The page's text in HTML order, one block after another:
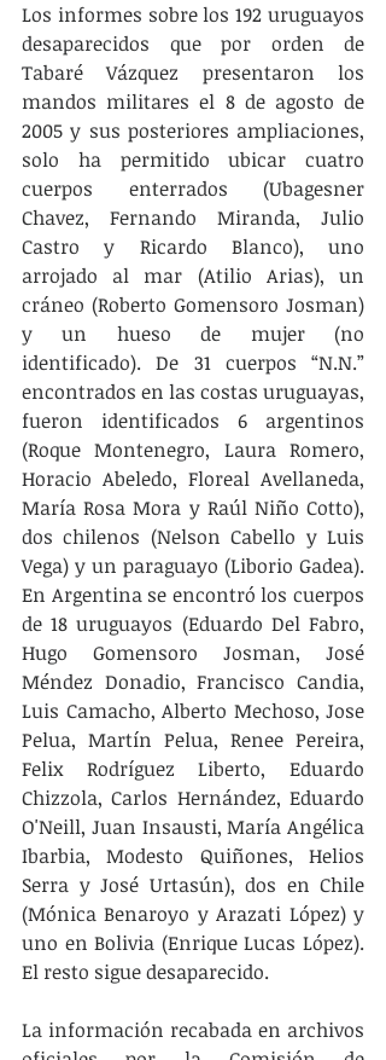
Los informes sobre los 192 uruguayos
desaparecidos que por orden de
Tabaré Vázquez presentaron los
mandos militares el 8 de agosto de
2005 y sus posteriores ampliaciones,
solo ha permitido ubicar cuatro
cuerpos enterrados (Ubagesner
Chavez, Fernando Miranda, Julio
Castro y Ricardo Blanco), uno
arrojado al mar (Atilio Arias), un
cráneo (Roberto Gomensoro Josman)
y un hueso de mujer (no
identificado). De 31 cuerpos “N.N.”
encontrados en las costas uruguayas,
fueron identificados 6 argentinos
(Roque Montenegro, Laura Romero,
Horacio Abeledo, Floreal Avellaneda,
María Rosa Mora y Raúl Niño Cotto),
dos chilenos (Nelson Cabello y Luis
Vega) y un paraguayo (Liborio Gadea).
En Argentina se encontró los cuerpos
de 18 uruguayos (Eduardo Del Fabro,
Hugo Gomensoro Josman, José
Méndez Donadio, Francisco Candia,
Luis Camacho, Alberto Mechoso, Jose
Pelua, Martín Pelua, Renee Pereira,
Felix Rodríguez Liberto, Eduardo
Chizzola, Carlos Hernández, Eduardo
O'Neill, Juan Insausti, María Angélica
Ibarbia, Modesto Quiñones, Helios
Serra y José Urtasún), dos en Chile
(Mónica Benaroyo y Arazati López) y
uno en Bolivia (Enrique Lucas López).
El resto sigue desaparecido.
La información recabada en archivos